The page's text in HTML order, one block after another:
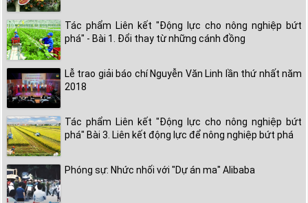
Tác phẩm Liên kết "Động lực cho nông nghiệp bứt
phá" - Bài 1. Đổi thay từ những cánh đồng
Lễ trao giải báo chí Nguyễn Văn Linh lần thứ nhất năm
2018
Tác phẩm Liên kết "Động lực cho nông nghiệp bứt
phá" Bài 3. Liên kết động lực để nông nghiệp bứt phá
Phóng sự: Nhức nhối với "Dự án ma" Alibaba